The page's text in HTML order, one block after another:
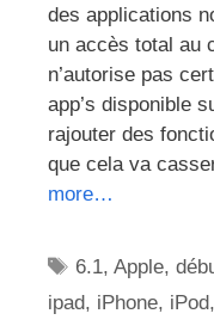
des applications
un accès total au
n’autorise pas
app’s disponible
rajouter des
que cela va
more…
Étiquettes
6.1,Apple,
ipad, iPhone, iPod,